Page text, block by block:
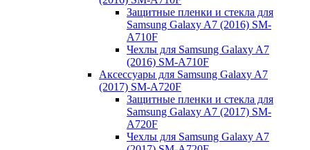
Защитные пленки и стекла для
Samsung Galaxy A7 (2016) SM-
A710F
Чехлы для Samsung Galaxy A7
(2016) SM-A710F
Аксессуары для Samsung Galaxy A7
(2017) SM-A720F
Защитные пленки и стекла для
Samsung Galaxy A7 (2017) SM-
A720F
Чехлы для Samsung Galaxy A7